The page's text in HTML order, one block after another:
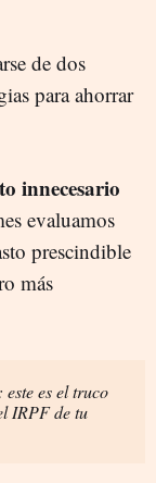
de dos
para ahorrar
innecesario
evaluamos
prescindible
más
es el truco
IRPF de tu